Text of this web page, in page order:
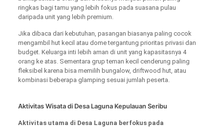
ringkas bagi tamu yang lebih fokus pada suasana pulau
daripada unit yang lebih premium.
Jika dibaca dari kebutuhan, pasangan biasanya paling cocok
mengambil hut kecil atau dome tergantung prioritas privasi dan
budget. Keluarga inti lebih aman di unit yang kapasitasnya 4
orang ke atas. Sementara grup teman kecil cenderung paling
fleksibel karena bisa memilih bungalow, driftwood hut, atau
kombinasi beberapa glamping sesuai jumlah peserta.
Aktivitas Wisata di Desa Laguna Kepulauan Seribu
Aktivitas utama di Desa Laguna berfokus pada